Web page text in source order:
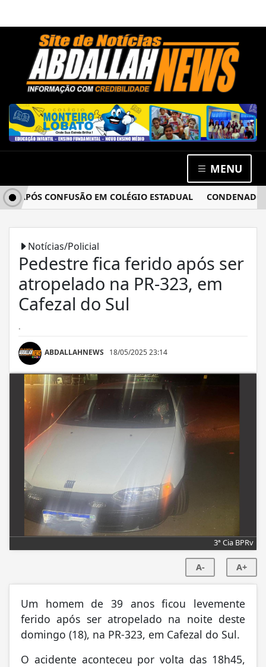
MENU
CONFUSÃO EM COLÉGIO ESTADUAL CONDENADO
Notícias/Policial
Pedestre fica ferido após ser
atropelado na PR-323, em
Cafezal do Sul
.
ABDALLAHNEWS 18/05/2025 23:14
3ª Cia BPRv
A- A+
Um homem de 39 anos ficou levemente
ferido após ser atropelado na noite deste
domingo (18), na PR-323, em Cafezal do Sul.
O acidente aconteceu por volta das 18h45,